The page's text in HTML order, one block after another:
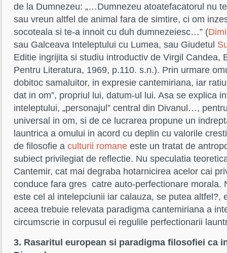
de la Dumnezeu: „…Dumnezeu atoatefacatorul nu
sau vreun altfel de animal fara de simtire, ci om
socoteala si te-a innoit cu duh dumnezeiesc…” (
sau Galceava Inteleptului cu Lumea, sau Giudetul
Editie ingrijita si studiu introductiv de Virgil Candea,
Pentru Literatura, 1969, p.110. s.n.). Prin urmare
dobitoc samaluitor, in expresie cantemiriana, iar
dat in om”, propriul lui, datum-ul lui. Asa se explica
inteleptului, „personajul” central din Divanul…,
universal in om, si de ce lucrarea propune un
launtrica a omului in acord cu deplin cu valorile
de filosofie a culturii romane este un tratat de
subiect privilegiat de reflectie. Nu speculatia
Cantemir, cat mai degraba hotarnicirea acelor cai
conduce fara gres catre auto-perfectionare morala.
este cel al intelepciunii iar calauza, se putea altfel?,
aceea trebuie relevata paradigma cantemiriana a
circumscrie in corpusul ei regulile perfectionarii
3. Rasaritul european si paradigma filosofiei ca